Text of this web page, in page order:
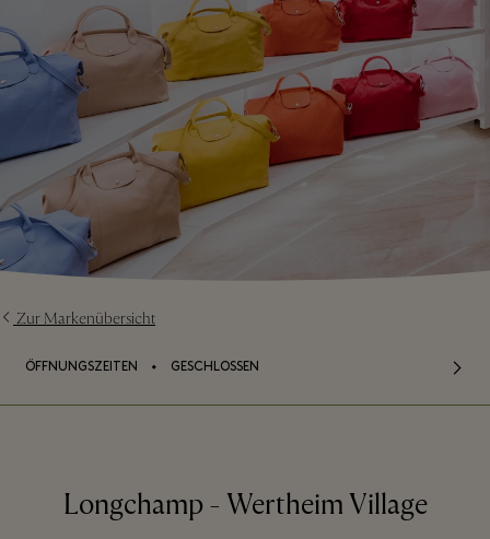
Zur Markenübersicht
ÖFFNUNGSZEITEN ⬩ GESCHLOSSEN
Longchamp - Wertheim Village